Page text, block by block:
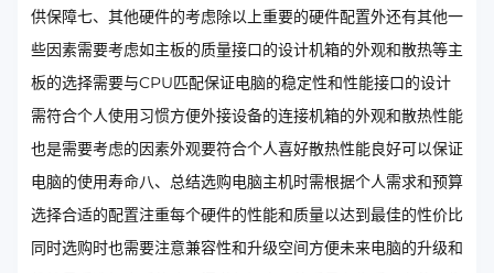
供保障七、其他硬件的考虑除以上重要的硬件配置外还有其他一
些因素需要考虑如主板的质量接口的设计机箱的外观和散热等主
板的选择需要与CPU匹配保证电脑的稳定性和性能接口的设计
需符合个人使用习惯方便外接设备的连接机箱的外观和散热性能
也是需要考虑的因素外观要符合个人喜好散热性能良好可以保证
电脑的使用寿命八、总结选购电脑主机时需根据个人需求和预算
选择合适的配置注重每个硬件的性能和质量以达到最佳的性价比
同时选购时也需要注意兼容性和升级空间方便未来电脑的升级和